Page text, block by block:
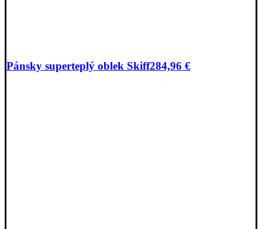
Pánsky superteplý oblek Skiff284,96 €